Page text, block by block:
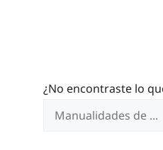
¿No encontraste lo